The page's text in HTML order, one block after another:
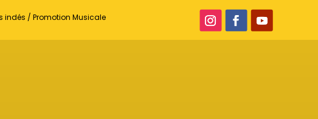
indés / Promotion Musicale